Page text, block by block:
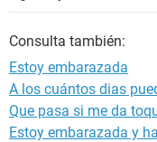
Consulta también:
Estoy embarazada
A los cuántos dias
Que pasa si me da
Estoy embarazada y